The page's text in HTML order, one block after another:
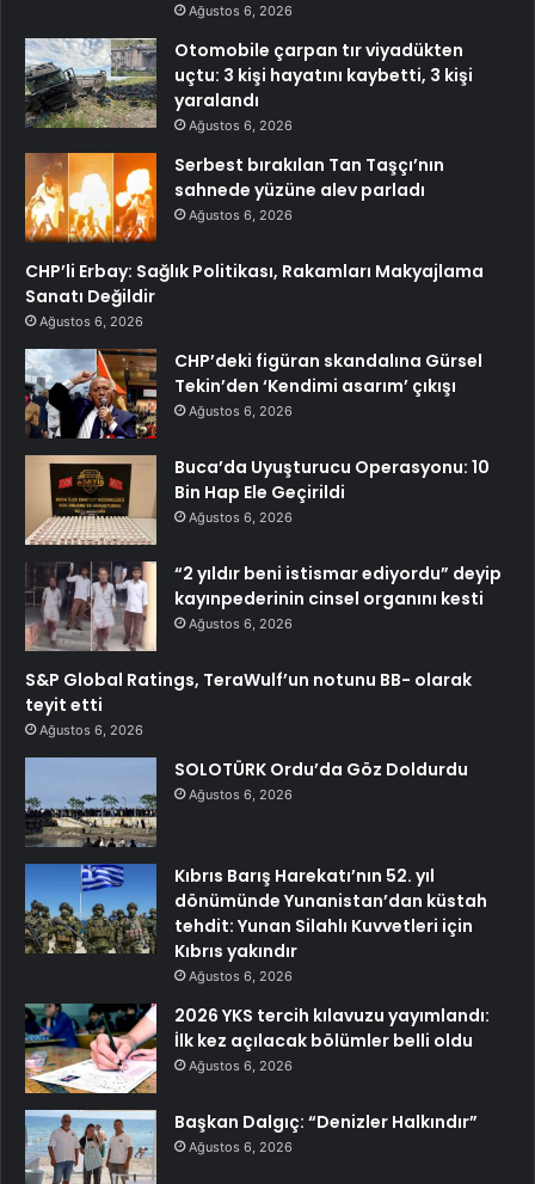
Ağustos 6, 2026
Otomobile çarpan tır viyadükten
uçtu: 3 kişi hayatını kaybetti, 3 kişi
yaralandı
Ağustos 6, 2026
Serbest bırakılan Tan Taşçı’nın
sahnede yüzüne alev parladı
Ağustos 6, 2026
CHP’li Erbay: Sağlık Politikası, Rakamları Makyajlama
Sanatı Değildir
Ağustos 6, 2026
CHP’deki figüran skandalına Gürsel
Tekin’den ‘Kendimi asarım’ çıkışı
Ağustos 6, 2026
Buca’da Uyuşturucu Operasyonu: 10
Bin Hap Ele Geçirildi
Ağustos 6, 2026
“2 yıldır beni istismar ediyordu” deyip
kayınpederinin cinsel organını kesti
Ağustos 6, 2026
S&P Global Ratings, TeraWulf’un notunu BB- olarak
teyit etti
Ağustos 6, 2026
SOLOTÜRK Ordu’da Göz Doldurdu
Ağustos 6, 2026
Kıbrıs Barış Harekatı’nın 52. yıl
dönümünde Yunanistan’dan küstah
tehdit: Yunan Silahlı Kuvvetleri için
Kıbrıs yakındır
Ağustos 6, 2026
2026 YKS tercih kılavuzu yayımlandı:
İlk kez açılacak bölümler belli oldu
Ağustos 6, 2026
Başkan Dalgıç: “Denizler Halkındır”
Ağustos 6, 2026